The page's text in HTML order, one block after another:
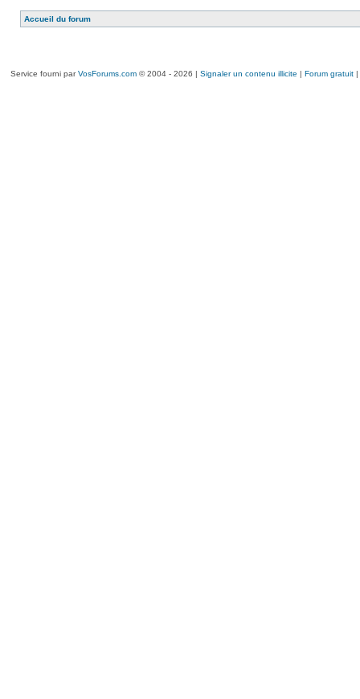
Accueil du forum
Service fourni parVosForums.com© 2004 - 2026 | Signaler un contenu illicite | Forum gratuit|